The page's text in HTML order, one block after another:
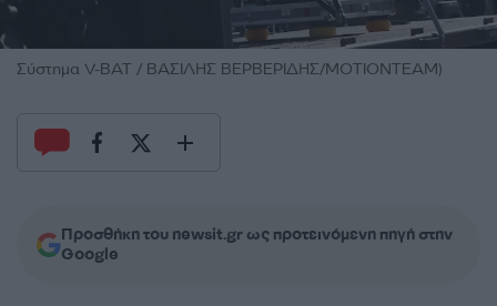
Σύστημα V-BAT / ΒΑΣΙΛΗΣ ΒΕΡΒΕΡΙΔΗΣ/ΜΟΤΙΟΝΤΕΑΜ)
Προσθήκη του newsit.gr ως προτεινόμενη πηγή στην
Google